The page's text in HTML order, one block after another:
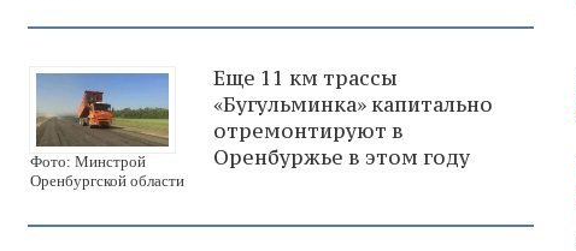
Фото: Минстрой
Оренбургской области
Еще 11 км трассы
«Бугульминка» капитально
отремонтируют в
Оренбуржье в этом году